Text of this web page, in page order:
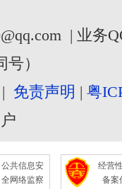
| 业务
号）
| 免责声明 |粤
公共信息安
全网络监察
经营
备案